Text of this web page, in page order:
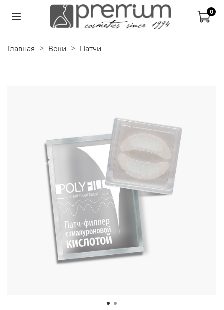
0
Главная Веки Патчи